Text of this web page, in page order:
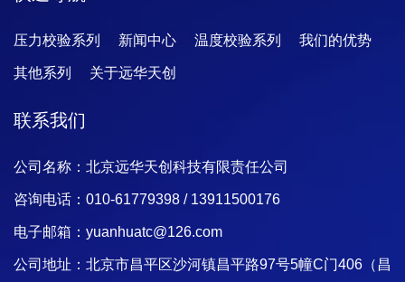
压力校验系列 新闻中心 温度校验系列 我们的优势
其他系列 关于远华天创
联系我们
公司名称：北京远华天创科技有限责任公司
咨询电话：010-61779398 / 13911500176
电子邮箱：yuanhuatc@126.com
公司地址：北京市昌平区沙河镇昌平路97号5幢C门406（昌